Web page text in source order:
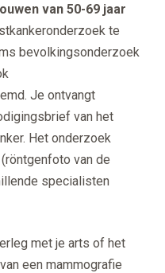
van 50-69 jaar
te
bevolkingsonderzoek
Je ontvangt
van het
Het onderzoek
van de
specialisten
met je arts of het
een mammografie